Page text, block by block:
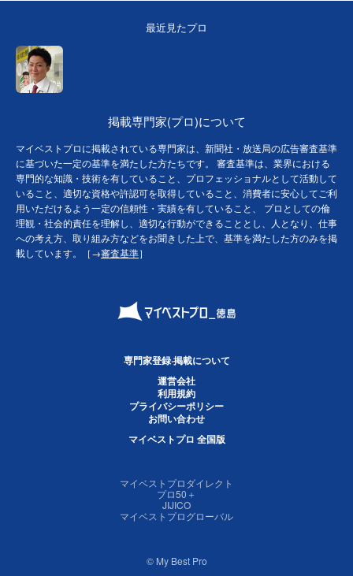
最近見たプロ
掲載専門家(プロ)について
マイベストプロに掲載されている専門家は、新聞社・放送局の広告審査基準
に基づいた一定の基準を満たした方たちです。 審査基準は、業界における
専門的な知識・技術を有していること、プロフェッショナルとして活動して
いること、適切な資格や許認可を取得していること、消費者に安心してご利
用いただけるよう一定の信頼性・実績を有していること、 プロとしての倫
理観・社会的責任を理解し、適切な行動ができることとし、人となり、仕事
への考え方、取り組み方などをお聞きした上で、基準を満たした方のみを掲
載しています。［→審査基準］
専門家登録·掲載について
運営会社
利用規約
プライバシーポリシー
お問い合わせ
マイベストプロ 全国版
マイベストプロダイレクト
プロ50＋
JIJICO
マイベストプログローバル
© My Best Pro